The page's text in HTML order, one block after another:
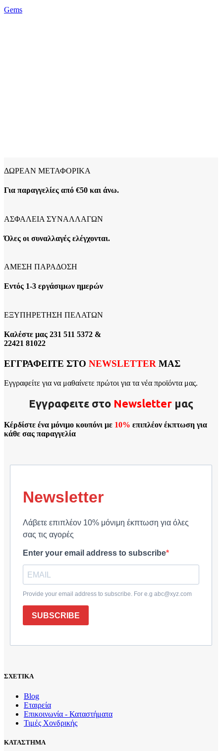
Gems
ΔΩΡΕΑΝ ΜΕΤΑΦΟΡΙΚΑ
Για παραγγελίες από €50 και άνω.
ΑΣΦΑΛΕΙΑ ΣΥΝΑΛΛΑΓΩΝ
Όλες οι συναλλαγές ελέγχονται.
ΑΜΕΣΗ ΠΑΡΑΔΟΣΗ
Εντός 1-3 εργάσιμων ημερών
ΕΞΥΠΗΡΕΤΗΣΗ ΠΕΛΑΤΩΝ
Καλέστε μας 231 511 5372 &
22421 81022
ΕΓΓΡΑΦΕΙΤΕ ΣΤΟ NEWSLETTER ΜΑΣ
Εγγραφείτε για να μαθαίνετε πρώτοι για τα νέα προϊόντα μας.
Εγγραφειτε στο Νewsletter μας
Κέρδίστε ένα μόνιμο κουπόνι με 10% επιπλέον έκπτωση για
κάθε σας παραγγελία
Newsletter
Λάβετε επιπλέον 10% μόνιμη έκπτωση για όλες
σας τις αγορές
Enter your email address to subscribe
Provide your email address to subscribe. For e.g abc@xyz.com
SUBSCRIBE
ΣΧΕΤΙΚΑ
Blog
Εταιρεία
Επικοινωνία - Καταστήματα
Τιμές Χονδρικής
ΚΑΤΑΣΤΗΜΑ